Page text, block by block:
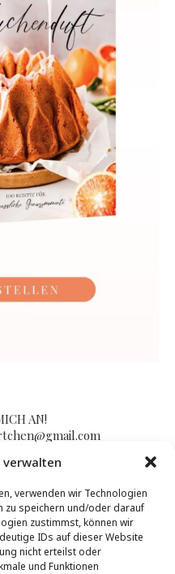
verwalten
verwenden wir Technologien
zu speichern und/oder darauf
zustimmst, können wir
IDs auf dieser Website
nicht erteilst oder
und Funktionen
AN!